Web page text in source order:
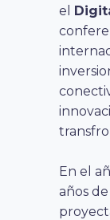
el
En el
años